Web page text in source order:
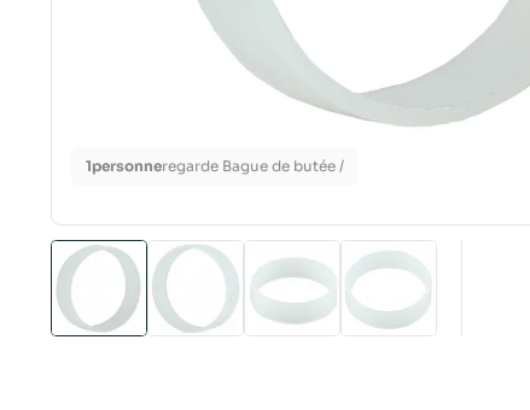
1personneregarde Bague de butée /